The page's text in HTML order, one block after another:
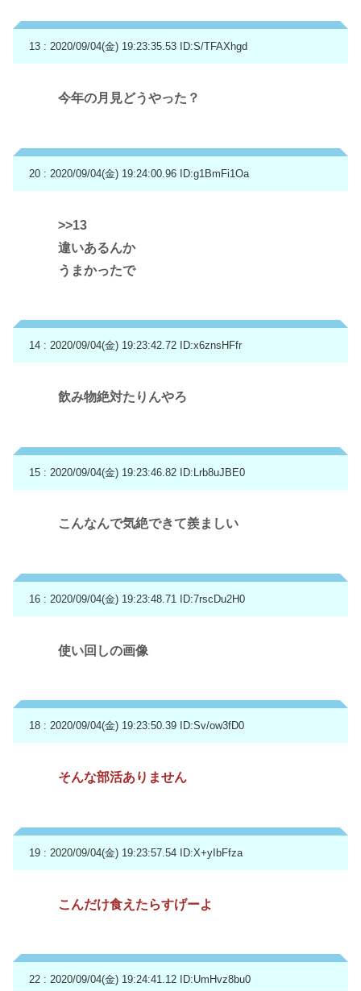
13 : 2020/09/04(金) 19:23:35.53 ID:S/TFAXhgd
今年の月見どうやった？
20 : 2020/09/04(金) 19:24:00.96 ID:g1BmFi1Oa
>>13
違いあるんか
うまかったで
14 : 2020/09/04(金) 19:23:42.72 ID:x6znsHFfr
飲み物絶対たりんやろ
15 : 2020/09/04(金) 19:23:46.82 ID:Lrb8uJBE0
こんなんで気絶できて羨ましい
16 : 2020/09/04(金) 19:23:48.71 ID:7rscDu2H0
使い回しの画像
18 : 2020/09/04(金) 19:23:50.39 ID:Sv/ow3fD0
そんな部活ありません
19 : 2020/09/04(金) 19:23:57.54 ID:X+yIbFfza
こんだけ食えたらすげーよ
22 : 2020/09/04(金) 19:24:41.12 ID:UmHvz8bu0